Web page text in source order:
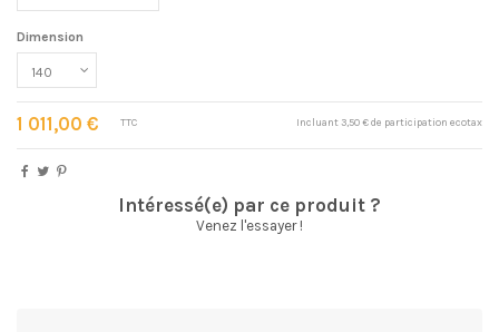
Dimension
1 011,00 € Incluant 3,50 € de participation ecotax
TTC
Intéressé(e) par ce produit ?
Venez l'essayer !